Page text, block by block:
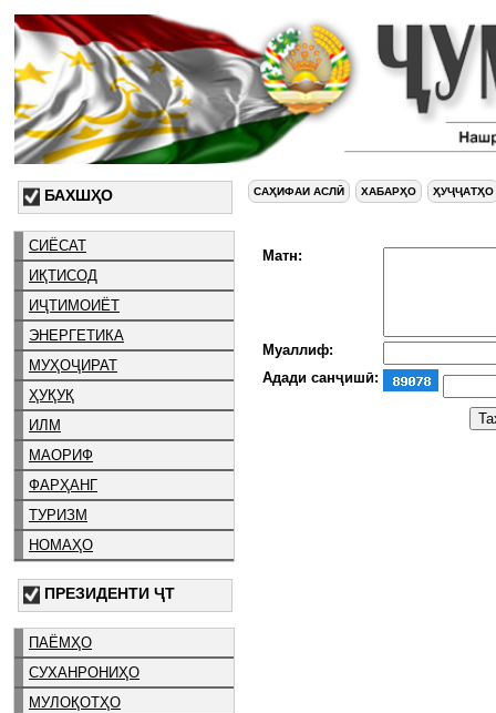
БАХШҲО
СИЁСАТ
ИҚТИСОД
ИҶТИМОИЁТ
ЭНЕРГЕТИКА
МУҲОҶИРАТ
ҲУҚУҚ
ИЛМ
МАОРИФ
ФАРҲАНГ
ТУРИЗМ
НОМАҲО
ПРЕЗИДЕНТИ ҶТ
ПАЁМҲО
СУХАНРОНИҲО
МУЛОҚОТҲО
САҲИФАИ АСЛӢ ХАБАРҲО ҲУҶҶАТҲО
Матн:
Муаллиф:
Адади санҷишӣ: